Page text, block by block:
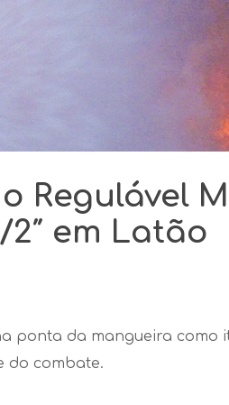
Regulável
2″ em Latão
ponta da mangueira como
do combate.